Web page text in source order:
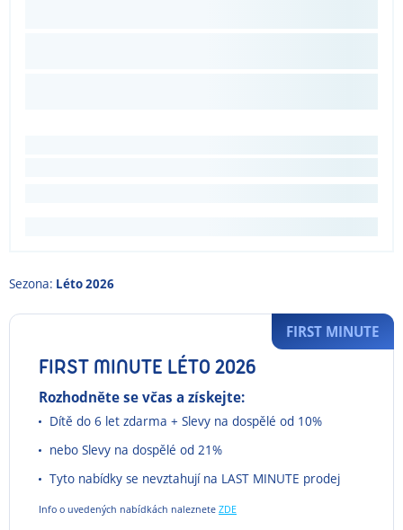
Sezona: Léto 2026
FIRST MINUTE LÉTO 2026
Rozhodněte se včas a získejte:
Dítě do 6 let zdarma + Slevy na dospělé od 10%
nebo Slevy na dospělé od 21%
Tyto nabídky se nevztahují na LAST MINUTE prodej
Info o uvedených nabídkách naleznete ZDE
FIRST MINUTE